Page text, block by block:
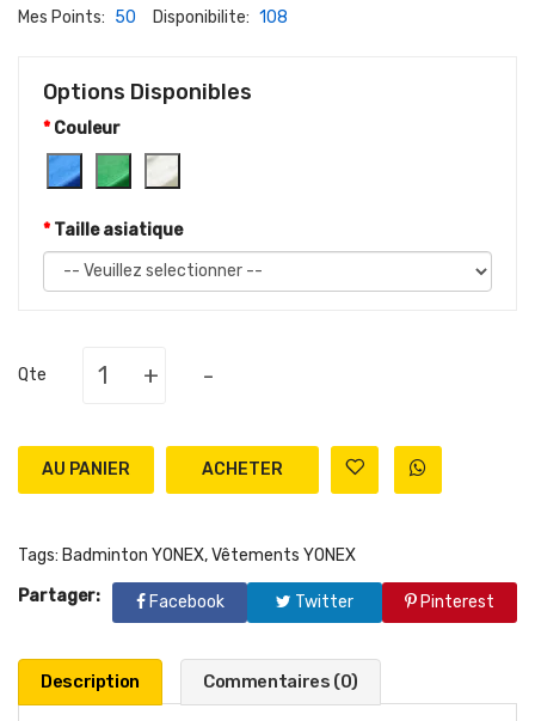
Mes Points: 50 Disponibilite: 108
Options Disponibles
Couleur
Taille asiatique
Qte + -
AU PANIER
Tags: Badminton YONEX,Vêtements YONEX
Partager:
Facebook Twitter Pinterest
Description Commentaires (0)